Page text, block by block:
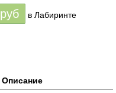
руб в Лабиринте
Описание